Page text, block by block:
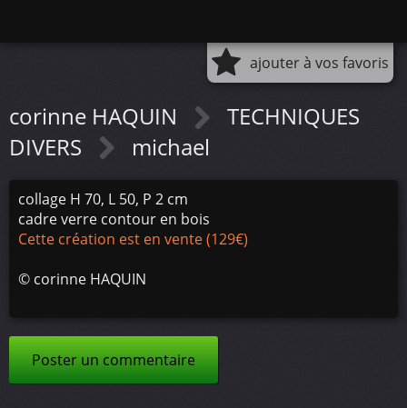
ajouter à vos favoris
corinne HAQUIN
TECHNIQUES
DIVERS
michael
collage H 70, L 50, P 2 cm
cadre verre contour en bois
Cette création est en vente (129€)
© corinne HAQUIN
Poster un commentaire